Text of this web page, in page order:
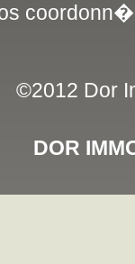
©2012 Dor
DOR